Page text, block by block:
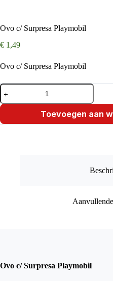
Ovo c/ Surpresa Playmobil
€ 1,49
Ovo c/ Surpresa Playmobil
Ovo
c/
Surpresa
aantal
Toevoegen aan
Ovo c/ Surpresa Playmobil